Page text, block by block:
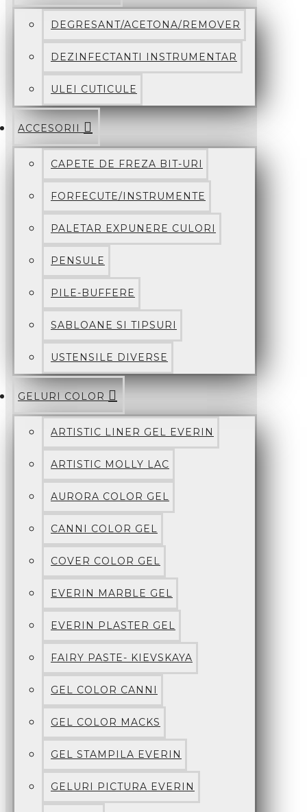
DEGRESANT/ACETONA/REMOVER
DEZINFECTANTI INSTRUMENTAR
ULEI CUTICULE
ACCESORII
CAPETE DE FREZA BIT-URI
FORFECUTE/INSTRUMENTE
PALETAR EXPUNERE CULORI
PENSULE
PILE-BUFFERE
SABLOANE SI TIPSURI
USTENSILE DIVERSE
GELURI COLOR
ARTISTIC LINER GEL EVERIN
ARTISTIC MOLLY LAC
AURORA COLOR GEL
CANNI COLOR GEL
COVER COLOR GEL
EVERIN MARBLE GEL
EVERIN PLASTER GEL
FAIRY PASTE- KIEVSKAYA
GEL COLOR CANNI
GEL COLOR MACKS
GEL STAMPILA EVERIN
GELURI PICTURA EVERIN